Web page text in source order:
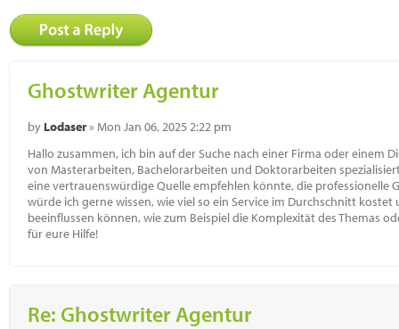
Ghostwriter Agentur
by Lodaser» Mon Jan 06, 2025 2:22 pm
Hallo zusammen, ich bin auf der Suche nach einer Firma oder einem
von Masterarbeiten, Bachelorarbeiten und Doktorarbeiten
eine vertrauenswürdige Quelle empfehlen könnte, die professionelle
würde ich gerne wissen, wie viel so ein Service im Durchschnitt kostet
beeinflussen können, wie zum Beispiel die Komplexität des Themas
für eure Hilfe!
Re: Ghostwriter Agentur